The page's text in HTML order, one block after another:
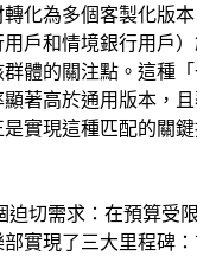
化為多個客製化
戶和情境銀行用戶
體的關注點。這種
著高於通用版本，
實現這種匹配的關鍵
迫切需求：在預算受
實現了三大里程碑